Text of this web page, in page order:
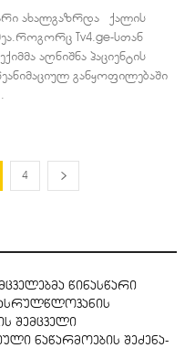
ახალგაზრდა ქალის
Tv4.ge-სთან
აღნიშნა პაციენტის
განყოფილებაში
4
წინასწარი
შემცველი
ნაწარმოების შეძენა-